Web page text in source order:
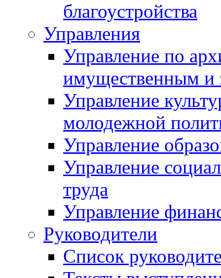
благоустройства
Управления
Управление по
имущественным и
Управление
молодежной
Управление
Управление
труда
Управление
Руководители
Список